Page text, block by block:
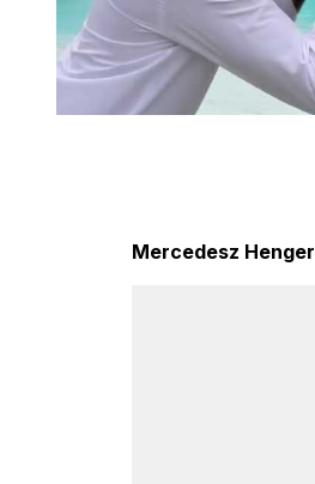
Mercedesz Henger